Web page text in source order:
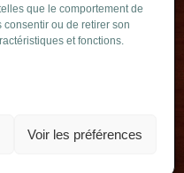
que le comportement de
ou de retirer son
et fonctions.
Voir les préférences